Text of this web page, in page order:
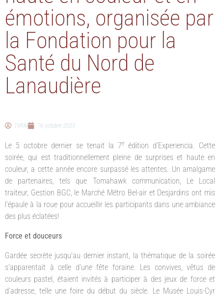
émotions, organisée par
la Fondation pour la
Santé du Nord de
Lanaudière
TVRM 16 octobre 2023
Le 5 octobre dernier se tenait la 7e édition d’Experiencia. Cette
soirée, qui est traditionnellement pleine de surprises et haute en
couleur, a cette année encore surpassé les attentes. Un amalgame
de partenaires, tels que Tomahawk communication, Le Local
traiteur, Gestion BGC, le Marché Métro Bel-air et Desjardins ont mis
l’épaule à la roue pour accueillir les participants dans une ambiance
des plus éclatées!
Force et douceurs
Gardée secrète jusqu’au dernier instant, la thématique de la soirée
s’apparentait à celle d’une fête foraine. Les convives, vêtus de
couleurs pastel, étaient invités à participer à des jeux de force et
d’adresse, telle une foire du début du siècle. Le Musée Louis-Cyr